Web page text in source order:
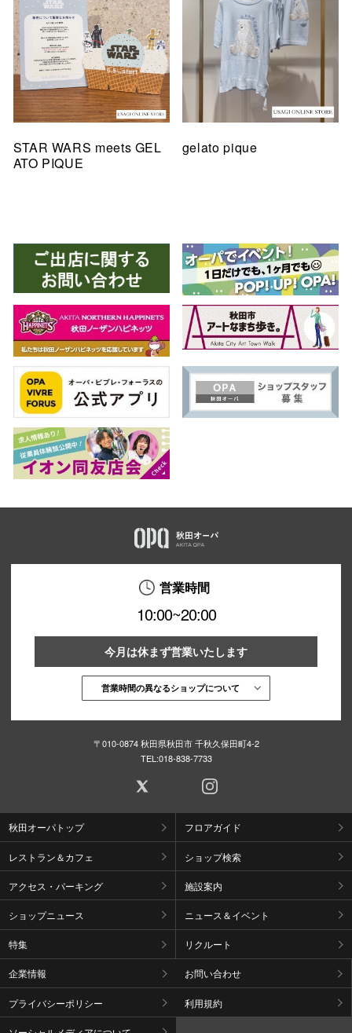
STAR WARS meets GEL
ATO PIQUE
gelato pique
営業時間
10:00~20:00
今月は休まず営業いたします
営業時間の異なるショップについて
〒010-0874 秋田県秋田市 千秋久保田町4-2
TEL:018-838-7733
秋田オーパトップ フロアガイド
レストラン＆カフェ ショップ検索
アクセス・パーキング 施設案内
ショップニュース ニュース＆イベント
特集 リクルート
企業情報 お問い合わせ
プライバシーポリシー 利用規約